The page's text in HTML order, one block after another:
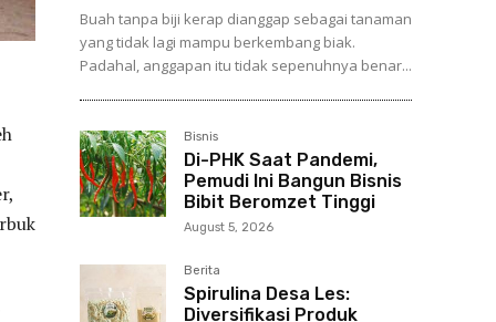
Buah tanpa biji kerap dianggap sebagai tanaman
yang tidak lagi mampu berkembang biak.
Padahal, anggapan itu tidak sepenuhnya benar...
Bisnis
Di-PHK Saat Pandemi,
Pemudi Ini Bangun Bisnis
Bibit Beromzet Tinggi
August 5, 2026
Berita
Spirulina Desa Les:
Diversifikasi Produk